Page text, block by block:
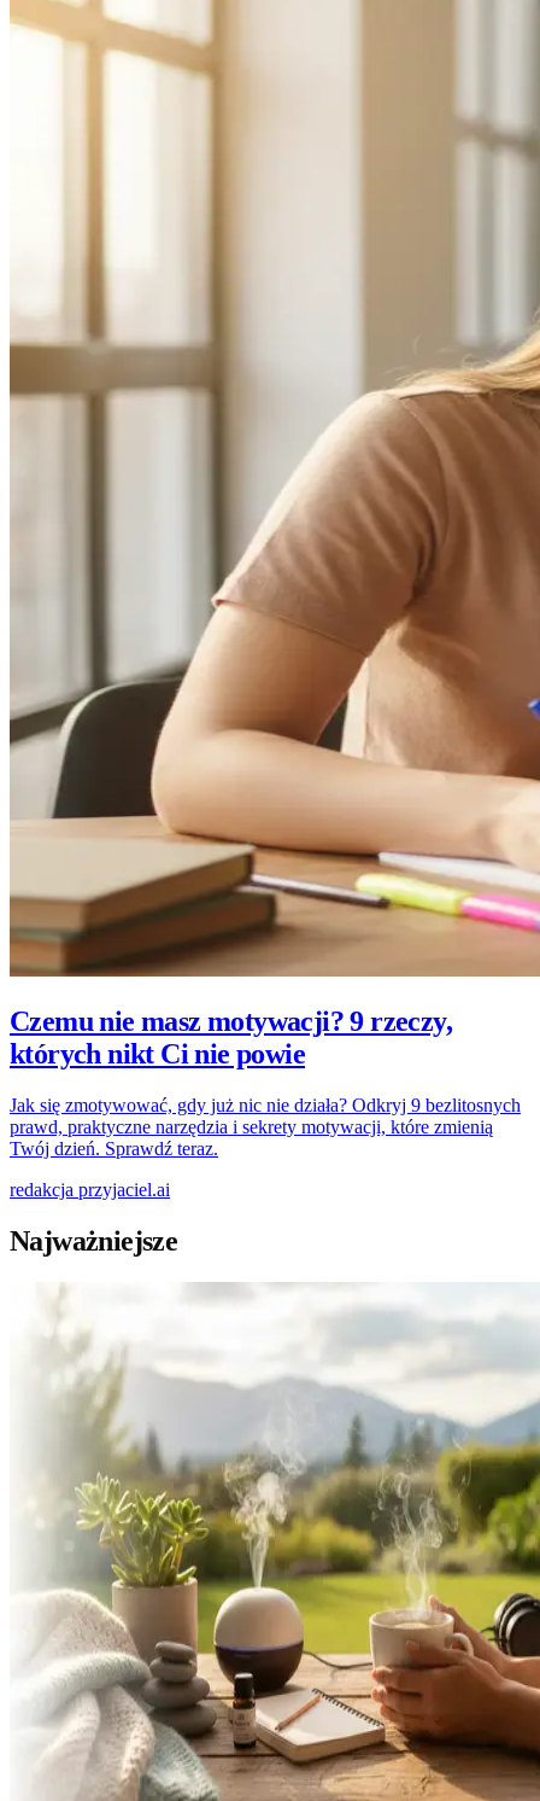
Czemu nie masz motywacji? 9 rzeczy,
których nikt Ci nie powie
Jak się zmotywować, gdy już nic nie działa? Odkryj 9 bezlitosnych
prawd, praktyczne narzędzia i sekrety motywacji, które zmienią
Twój dzień. Sprawdź teraz.
redakcja przyjaciel.ai
Najważniejsze